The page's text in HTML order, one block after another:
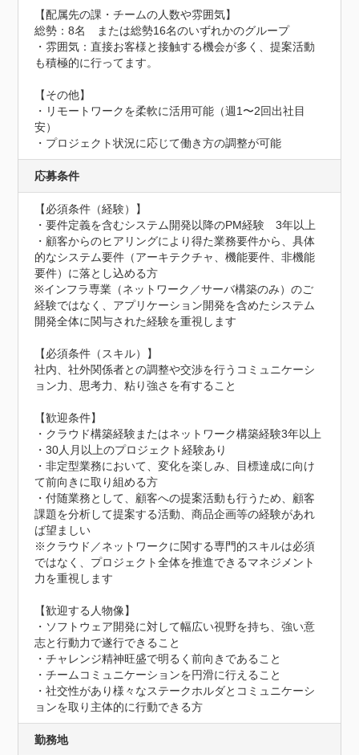
【配属先の課・チームの人数や雰囲気】
総勢：8名　または総勢16名のいずれかのグループ
・雰囲気：直接お客様と接触する機会が多く、提案活動
も積極的に行ってます。
【その他】
・リモートワークを柔軟に活用可能（週1〜2回出社目
安）
・プロジェクト状況に応じて働き方の調整が可能
応募条件
【必須条件（経験）】
・要件定義を含むシステム開発以降のPM経験　3年以上
・顧客からのヒアリングにより得た業務要件から、具体
的なシステム要件（アーキテクチャ、機能要件、非機能
要件）に落とし込める方
※インフラ専業（ネットワーク／サーバ構築のみ）のご
経験ではなく、アプリケーション開発を含めたシステム
開発全体に関与された経験を重視します
【必須条件（スキル）】
社内、社外関係者との調整や交渉を行うコミュニケーシ
ョン力、思考力、粘り強さを有すること
【歓迎条件】
・クラウド構築経験またはネットワーク構築経験3年以上
・30人月以上のプロジェクト経験あり
・非定型業務において、変化を楽しみ、目標達成に向け
て前向きに取り組める方
・付随業務として、顧客への提案活動も行うため、顧客
課題を分析して提案する活動、商品企画等の経験があれ
ば望ましい
※クラウド／ネットワークに関する専門的スキルは必須
ではなく、プロジェクト全体を推進できるマネジメント
力を重視します
【歓迎する人物像】
・ソフトウェア開発に対して幅広い視野を持ち、強い意
志と行動力で遂行できること
・チャレンジ精神旺盛で明るく前向きであること
・チームコミュニケーションを円滑に行えること
・社交性があり様々なステークホルダとコミュニケーシ
ョンを取り主体的に行動できる方
勤務地